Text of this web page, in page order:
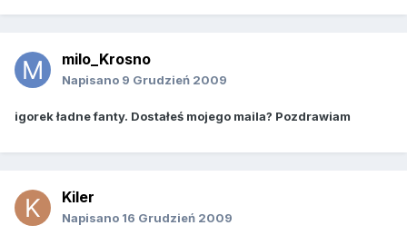
milo_Krosno
Napisano 9 Grudzień 2009
igorek ładne fanty. Dostałeś mojego maila? Pozdrawiam
Kiler
Napisano 16 Grudzień 2009